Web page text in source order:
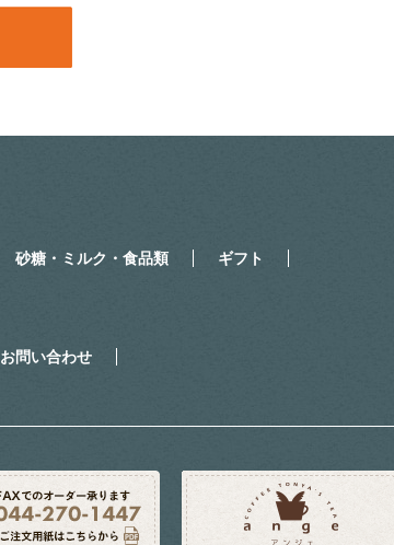
砂糖・ミルク・食品類 ギフト
お問い合わせ